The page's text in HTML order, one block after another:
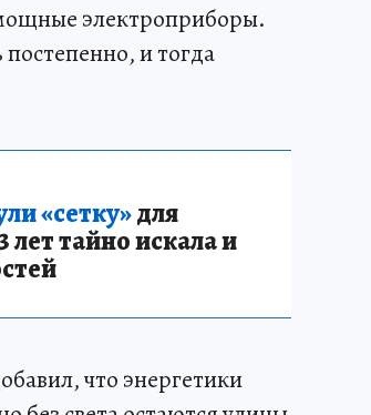
электроприборы.
и тогда
«сетку»для
лет тайно искала и
что энергетики